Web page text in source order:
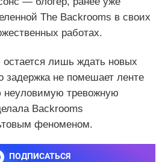
The Backrooms в своих
работах.
остается лишь ждать новых
задержка не помешает ленте
неуловимую тревожную
Backrooms
феноменом.
ПОДПИСАТЬСЯ